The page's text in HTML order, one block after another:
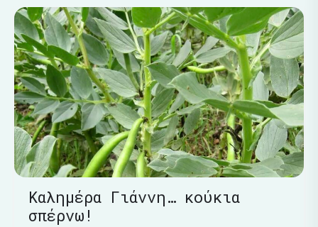
Καλημέρα Γιάννη… κούκια
σπέρνω!